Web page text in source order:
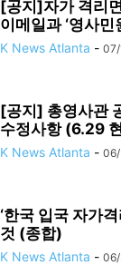
[공지]자가 격리
이메일과 ‘영사민
K News Atlanta - 07/
[공지] 총영사관
수정사항 (6.29
K News Atlanta -
‘한국 입국 자가
것 (종합)
K News Atlanta -